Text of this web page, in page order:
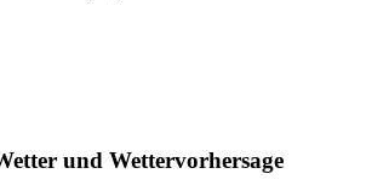
und Wettervorhersage